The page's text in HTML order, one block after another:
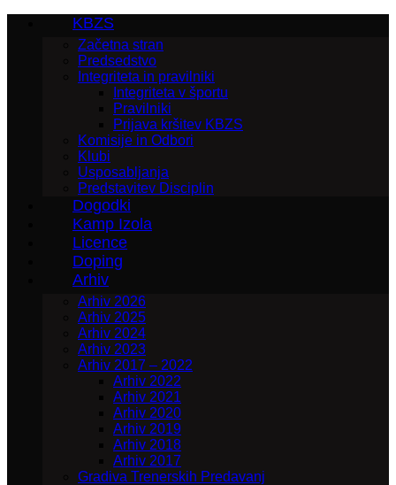
KBZS
Začetna stran
Predsedstvo
Integriteta in pravilniki
Integriteta v športu
Pravilniki
Prijava kršitev KBZS
Komisije in Odbori
Klubi
Usposabljanja
Predstavitev Disciplin
Dogodki
Kamp Izola
Licence
Doping
Arhiv
Arhiv 2026
Arhiv 2025
Arhiv 2024
Arhiv 2023
Arhiv 2017 – 2022
Arhiv 2022
Arhiv 2021
Arhiv 2020
Arhiv 2019
Arhiv 2018
Arhiv 2017
Gradiva Trenerskih Predavanj